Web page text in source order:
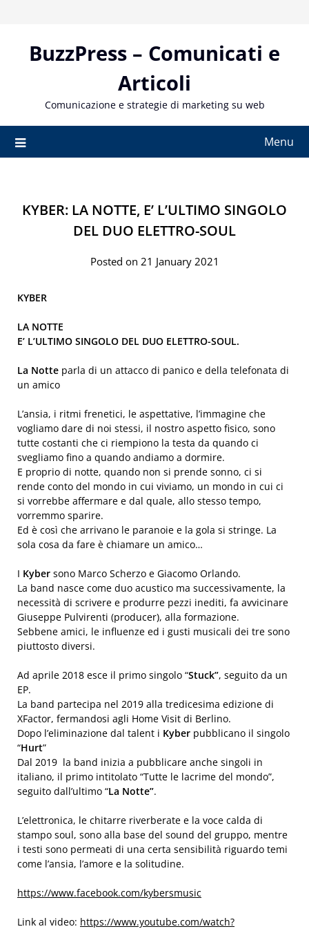
contentBuzzPress – Comunicati e
Articoli
Comunicazione e strategie di marketing su web
Menu
KYBER: LA NOTTE, E’ L’ULTIMO SINGOLO
DEL DUO ELETTRO-SOUL
Posted on 21 January 2021
KYBER
LA NOTTE
E’ L’ULTIMO SINGOLO DEL DUO ELETTRO-SOUL.
La Notte parla di un attacco di panico e della telefonata di
un amico
L’ansia, i ritmi frenetici, le aspettative, l’immagine che
vogliamo dare di noi stessi, il nostro aspetto fisico, sono
tutte costanti che ci riempiono la testa da quando ci
svegliamo fino a quando andiamo a dormire.
E proprio di notte, quando non si prende sonno, ci si
rende conto del mondo in cui viviamo, un mondo in cui ci
si vorrebbe affermare e dal quale, allo stesso tempo,
vorremmo sparire.
Ed è così che arrivano le paranoie e la gola si stringe. La
sola cosa da fare è chiamare un amico…
I Kyber sono Marco Scherzo e Giacomo Orlando.
La band nasce come duo acustico ma successivamente, la
necessità di scrivere e produrre pezzi inediti, fa avvicinare
Giuseppe Pulvirenti (producer), alla formazione.
Sebbene amici, le influenze ed i gusti musicali dei tre sono
piuttosto diversi.
Ad aprile 2018 esce il primo singolo “Stuck”, seguito da un
EP.
La band partecipa nel 2019 alla tredicesima edizione di
XFactor, fermandosi agli Home Visit di Berlino.
Dopo l’eliminazione dal talent i Kyber pubblicano il singolo
“Hurt”
Dal 2019 la band inizia a pubblicare anche singoli in
italiano, il primo intitolato “Tutte le lacrime del mondo”,
seguito dall’ultimo “La Notte”.
L’elettronica, le chitarre riverberate e la voce calda di
stampo soul, sono alla base del sound del gruppo, mentre
i testi sono permeati di una certa sensibilità riguardo temi
come l’ansia, l’amore e la solitudine.
https://www.facebook.com/kybersmusic
Link al video: https://www.youtube.com/watch?